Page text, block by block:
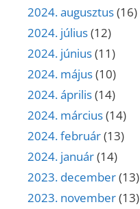
2024. augusztus(16)
2024. július(12)
2024. június(11)
2024. május(10)
2024. április(14)
2024. március(14)
2024. február(13)
2024. január(14)
2023. december(13)
2023. november(13)